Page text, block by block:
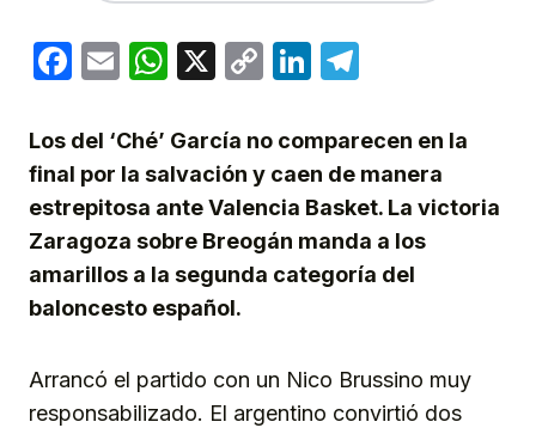
Facebook
EmailWhatsApp
X
CopyLinkedIn
Los del ‘Ché’ García no comparecen en la
final por la salvación y caen de manera
estrepitosa ante Valencia Basket. La victoria
Zaragoza sobre Breogán manda a los
amarillos a la segunda categoría del
baloncesto español.
Arrancó el partido con un Nico Brussino muy
responsabilizado. El argentino convirtió dos